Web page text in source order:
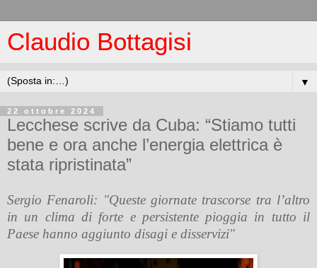
Claudio Bottagisi
▼
22 ottobre 2024
Lecchese scrive da Cuba: “Stiamo tutti
bene e ora anche l’energia elettrica è
stata ripristinata”
Sergio Fenaroli: "Queste giornate trascorse tra l’altro
in un clima di forte e persistente pioggia in tutto il
Paese hanno aggiunto disagi e disservizi"